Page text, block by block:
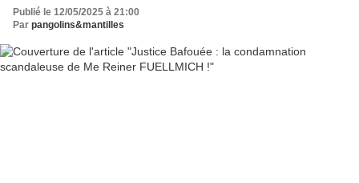
Publié le 12/05/2025 à 21:00
Par pangolins&mantilles